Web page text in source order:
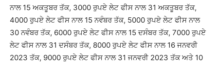
ਨਾਲ 15 ਅਕਤੂਬਰ ਤੱਕ, 3000 ਰੁਪਏ ਲੇਟ ਫੀਸ ਨਾਲ 31 ਅਕਤੂਬਰ ਤੱਕ,
4000 ਰੁਪਏ ਲੇਟ ਫੀਸ ਨਾਲ 15 ਨਵੰਬਰ ਤੱਕ, 5000 ਰੁਪਏ ਲੇਟ ਫੀਸ ਨਾਲ
30 ਨਵੰਬਰ ਤੱਕ, 6000 ਰੁਪਏ ਲੇਟ ਫੀਸ ਨਾਲ 15 ਦਸੰਬਰ ਤੱਕ, 7000 ਰੁਪਏ
ਲੇਟ ਫੀਸ ਨਾਲ 31 ਦਸੰਬਰ ਤੱਕ, 8000 ਰੁਪਏ ਲੇਟ ਫੀਸ ਨਾਲ 16 ਜਨਵਰੀ
2023 ਤੱਕ, 9000 ਰੁਪਏ ਲੇਟ ਫੀਸ ਨਾਲ 31 ਜਨਵਰੀ 2023 ਤੱਕ ਅਤੇ 10